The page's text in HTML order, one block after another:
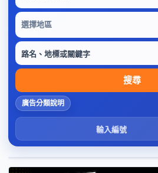
選擇地區
搜尋
廣告分類說明